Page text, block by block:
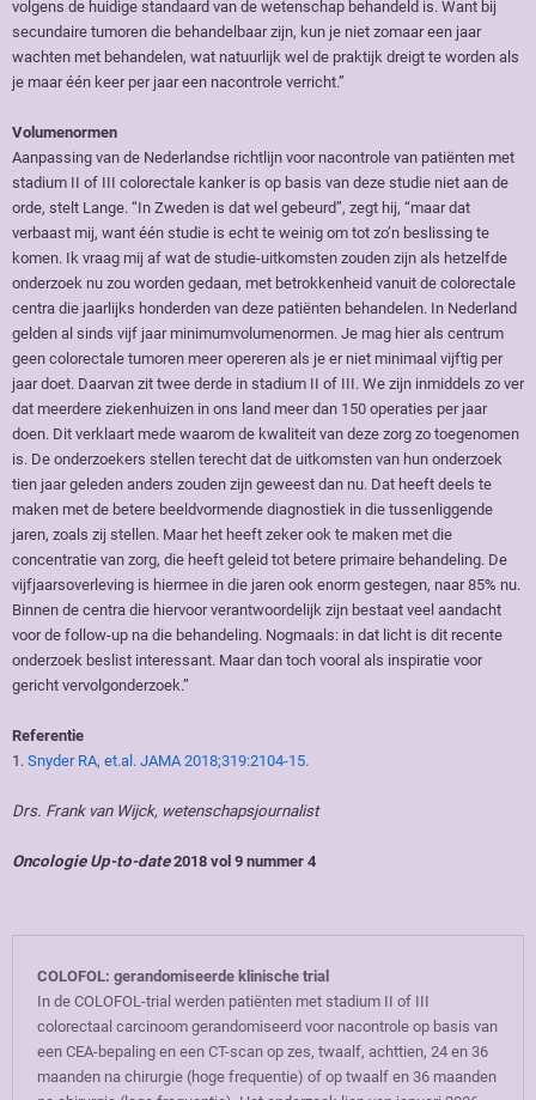
volgens de huidige standaard van de wetenschap behandeld is. Want bij
secundaire tumoren die behandelbaar zijn, kun je niet zomaar een jaar
wachten met behandelen, wat natuurlijk wel de praktijk dreigt te worden als
je maar één keer per jaar een nacontrole verricht.”
Volumenormen
Aanpassing van de Nederlandse richtlijn voor nacontrole van patiënten met
stadium II of III colorectale kanker is op basis van deze studie niet aan de
orde, stelt Lange. “In Zweden is dat wel gebeurd”, zegt hij, “maar dat
verbaast mij, want één studie is echt te weinig om tot zo’n beslissing te
komen. Ik vraag mij af wat de studie-uitkomsten zouden zijn als hetzelfde
onderzoek nu zou worden gedaan, met betrokkenheid vanuit de colorectale
centra die jaarlijks honderden van deze patiënten behandelen. In Nederland
gelden al sinds vijf jaar minimumvolumenormen. Je mag hier als centrum
geen colorectale tumoren meer opereren als je er niet minimaal vijftig per
jaar doet. Daarvan zit twee derde in stadium II of III. We zijn inmiddels zo ver
dat meerdere ziekenhuizen in ons land meer dan 150 operaties per jaar
doen. Dit verklaart mede waarom de kwaliteit van deze zorg zo toegenomen
is. De onderzoekers stellen terecht dat de uitkomsten van hun onderzoek
tien jaar geleden anders zouden zijn geweest dan nu. Dat heeft deels te
maken met de betere beeldvormende diagnostiek in die tussenliggende
jaren, zoals zij stellen. Maar het heeft zeker ook te maken met die
concentratie van zorg, die heeft geleid tot betere primaire behandeling. De
vijfjaarsoverleving is hiermee in die jaren ook enorm gestegen, naar 85% nu.
Binnen de centra die hiervoor verantwoordelijk zijn bestaat veel aandacht
voor de follow-up na die behandeling. Nogmaals: in dat licht is dit recente
onderzoek beslist interessant. Maar dan toch vooral als inspiratie voor
gericht vervolgonderzoek.”
Referentie
1. Snyder RA, et.al. JAMA 2018;319:2104-15.
Drs. Frank van Wijck, wetenschapsjournalist
Oncologie Up-to-date2018 vol 9 nummer 4
COLOFOL: gerandomiseerde klinische trial
In de COLOFOL-trial werden patiënten met stadium II of III
colorectaal carcinoom gerandomiseerd voor nacontrole op basis van
een CEA-bepaling en een CT-scan op zes, twaalf, achttien, 24 en 36
maanden na chirurgie (hoge frequentie) of op twaalf en 36 maanden